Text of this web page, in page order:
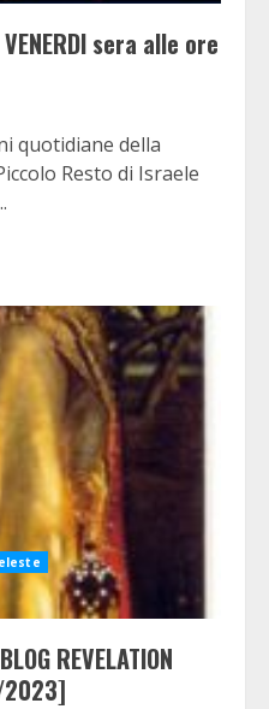
VENERDI sera alle ore
quotidiane della
Resto di Israele
REVELATION
2023]